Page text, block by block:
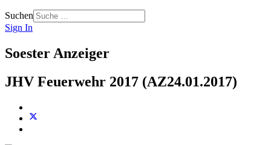
Suchen
Sign In
Soester Anzeiger
JHV Feuerwehr 2017 (AZ24.01.2017)